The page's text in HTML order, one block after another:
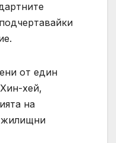
от един
хей,
на
жилищни